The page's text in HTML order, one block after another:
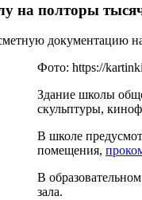
на полторы
документацию
Фото: https://
Здание школы
скульптуры,
В школе
помещения,
В
зала.